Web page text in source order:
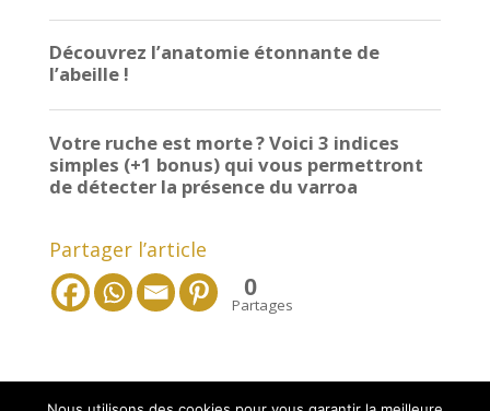
Partager l’article
0
Partages